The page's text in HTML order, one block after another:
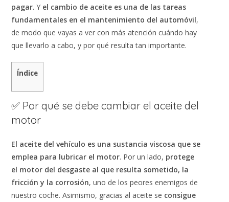
pagar. Y el cambio de aceite es una de las tareas
fundamentales en el mantenimiento del automóvil,
de modo que vayas a ver con más atención cuándo hay
que llevarlo a cabo, y por qué resulta tan importante.
Índice
✅ Por qué se debe cambiar el aceite del
motor
El aceite del vehículo es una sustancia viscosa que se
emplea para lubricar el motor. Por un lado, protege
el motor del desgaste al que resulta sometido, la
fricción y la corrosión, uno de los peores enemigos de
nuestro coche. Asimismo, gracias al aceite se consigue